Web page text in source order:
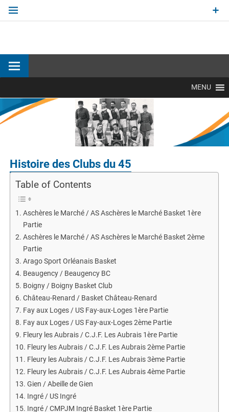
Aller
de Loire de BasketBall
MENU
Histoire des Clubs du 45
Table of Contents
Aschères le Marché / AS Aschères le Marché Basket 1ère
Partie
Aschères le Marché / AS Aschères le Marché Basket 2ème
Partie
Arago Sport Orléanais Basket
Beaugency / Beaugency BC
Boigny / Boigny Basket Club
Château-Renard / Basket Château-Renard
Fay aux Loges / US Fay-aux-Loges 1ère Partie
Fay aux Loges / US Fay-aux-Loges 2ème Partie
Fleury les Aubrais / C.J.F. Les Aubrais 1ère Partie
Fleury les Aubrais / C.J.F. Les Aubrais 2ème Partie
Fleury les Aubrais / C.J.F. Les Aubrais 3ème Partie
Fleury les Aubrais / C.J.F. Les Aubrais 4ème Partie
Gien / Abeille de Gien
Ingré / US Ingré
Ingré / CMPJM Ingré Basket 1ère Partie